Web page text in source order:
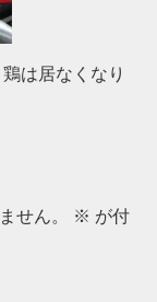
は居なくなり
せん。 ※ が付